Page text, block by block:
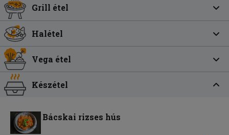
Grill étel
Halétel
Vega étel
Készétel
Bácskai rizses hús